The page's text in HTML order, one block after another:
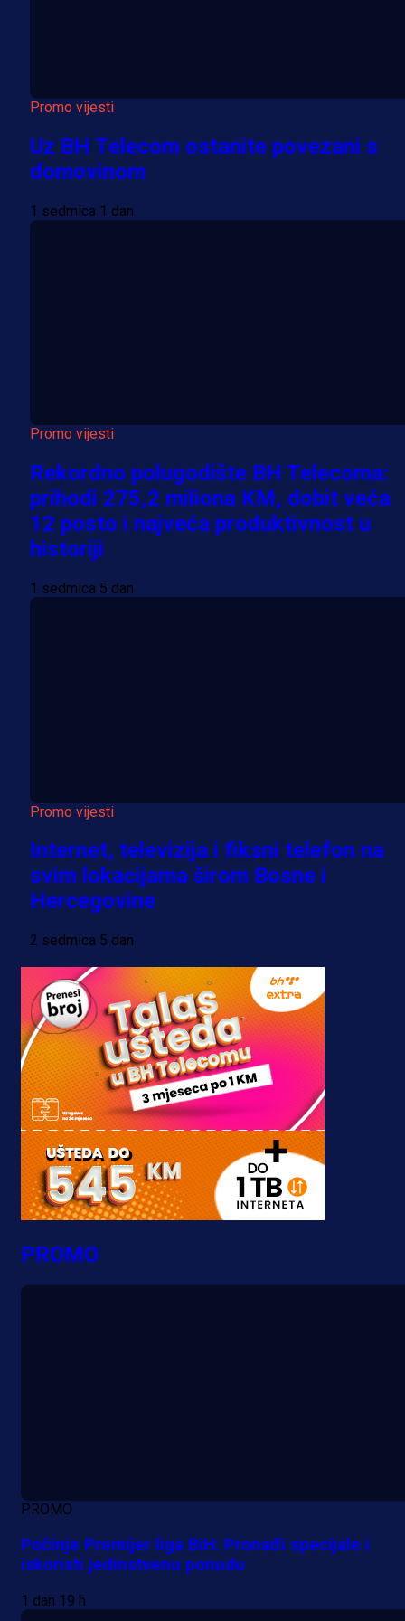
Promo vijesti
Uz BH Telecom ostanite povezani s
domovinom
1 sedmica 1 dan
Promo vijesti
Rekordno polugodište BH Telecoma:
prihodi 275,2 miliona KM, dobit veća
12 posto i najveća produktivnost u
historiji
1 sedmica 5 dan
Promo vijesti
Internet, televizija i fiksni telefon na
svim lokacijama širom Bosne i
Hercegovine
2 sedmica 5 dan
PROMO
PROMO
Počinje Premijer liga BiH: Pronađi specijale i
iskoristi jedinstvenu ponudu
1 dan 19 h